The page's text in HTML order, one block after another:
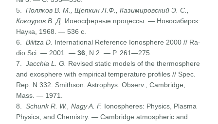
5.Поляков В. М., Щепкин Л.Ф., Казимировский Э. С.,
Кокоуров В. Д. Ионосферные процессы. — Новосибирск:
Наука, 1968. — 536 с.
6.Bilitza D. International Reference Ionosphere 2000 // Ra­
dio Sci. — 2001. —36 , N 2. — P. 261—275.
7.Jacchia L. G. Revised static models of the thermosphere
and exosphere with empirical temperature profiles // Spec.
Rep. N 332. Smithson. Astrophys. Observ., Cambridge,
Mass. — 1971.
8.Schunk R. W., Nagy A. F. Ionospheres: Physics, Plasma
Physics, and Chemistry. — Cambridge atmospheric and